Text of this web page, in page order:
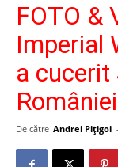
FOTO &
Imperial
a cucerit
De către Andrei Pițigoi -